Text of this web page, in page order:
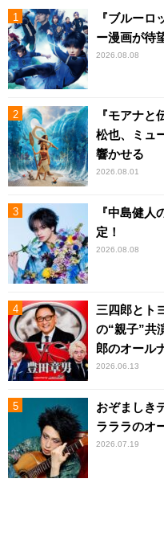
『ブルー
ー漫画が待
2026.08.08
『モアナ
松也、ミュ
響かせる
2026.08.01
『中島健
定！
2026.08.08
三四郎とト
の“親子”共
郎のオール
2026.06.13
おぞましき
ラララのオ
2026.07.19